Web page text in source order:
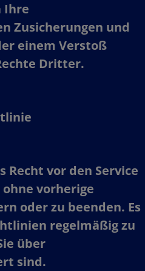
Ihre
Zusicherungen und
einem Verstoß
Dritter.​
Recht vor den Service
vorherige
oder zu beenden. Es
regelmäßig zu
über
sind.​